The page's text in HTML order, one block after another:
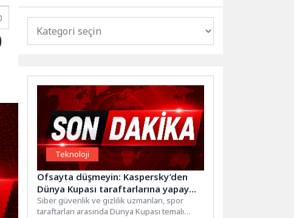
Teknoloji
Ofsayta düşmeyin: Kaspersky’den
Dünya Kupası taraftarlarına yapay
zekâ riskleri uyarısı
Siber güvenlik ve gizlilik uzmanları, spor
taraftarları arasında Dünya Kupası temalı